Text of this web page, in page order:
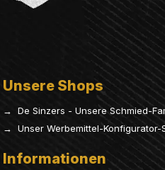
Unsere Shops
→ De Sinzers - Unsere Schmied-
→ Unser Werbemittel-Konfigurator-
Informationen